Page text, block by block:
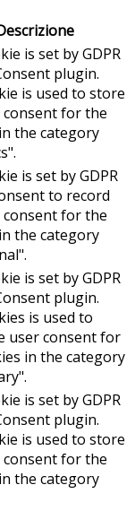
is set by GDPR
plugin.
is used to store
for the
the category
is set by GDPR
to record
for the
the category
is set by GDPR
plugin.
is used to
user consent for
in the category
is set by GDPR
plugin.
is used to store
for the
the category